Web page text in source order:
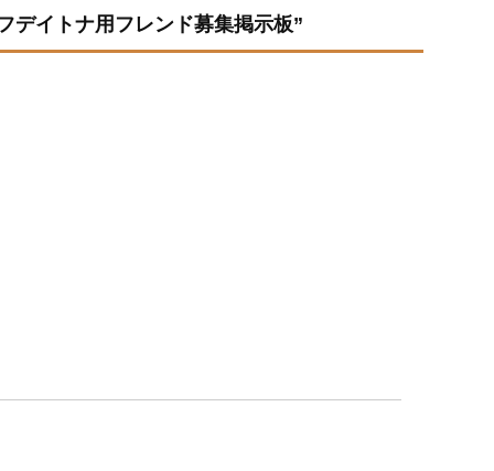
デイトナ用フレンド募集掲示板”